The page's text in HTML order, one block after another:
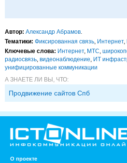
Автор: Александр Абрамов.
Тематики: Фиксированная связь, Интернет,
Ключевые слова: Интернет, МТС,
радиосвязь, видеонаблюдение, ИТ
унифицированные коммуникации
А ЗНАЕТЕ ЛИ ВЫ, ЧТО:
Продвижение сайтов Спб
О проекте